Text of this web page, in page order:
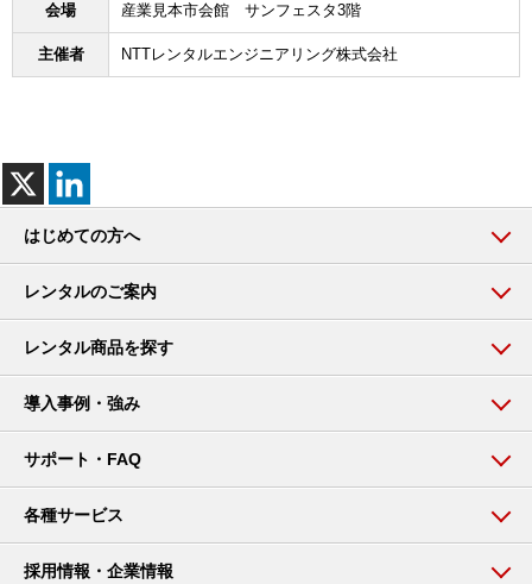
会場 産業見本市会館 サンフェスタ3階
主催者 NTTレンタルエンジニアリング株式会社
はじめての方へ
レンタルのご案内
レンタル商品を探す
導入事例・強み
サポート・FAQ
各種サービス
採用情報・企業情報